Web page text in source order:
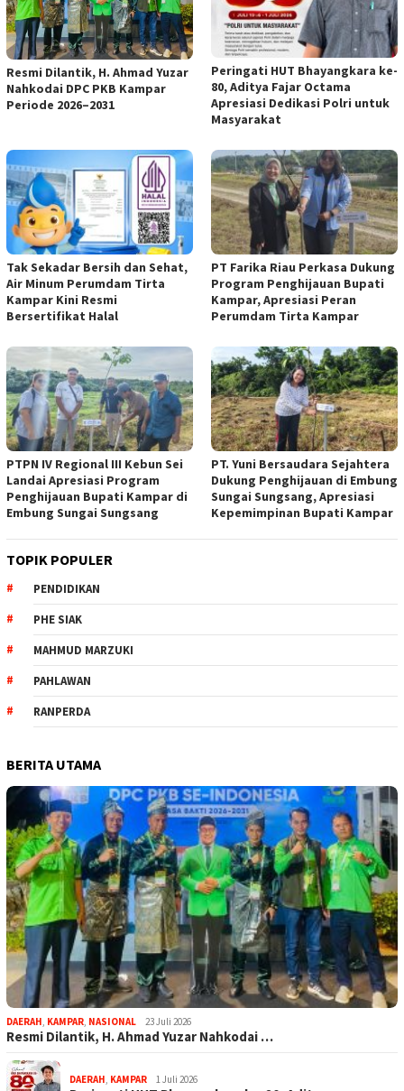
Resmi Dilantik, H. Ahmad Yuzar
Nahkodai DPC PKB Kampar
Periode 2026–2031
Peringati HUT Bhayangkara ke-
80, Aditya Fajar Octama
Apresiasi Dedikasi Polri untuk
Masyarakat
Tak Sekadar Bersih dan Sehat,
Air Minum Perumdam Tirta
Kampar Kini Resmi
Bersertifikat Halal
PT Farika Riau Perkasa Dukung
Program Penghijauan Bupati
Kampar, Apresiasi Peran
Perumdam Tirta Kampar
PTPN IV Regional III Kebun Sei
Landai Apresiasi Program
Penghijauan Bupati Kampar di
Embung Sungai Sungsang
PT. Yuni Bersaudara Sejahtera
Dukung Penghijauan di Embung
Sungai Sungsang, Apresiasi
Kepemimpinan Bupati Kampar ‎
TOPIK POPULER
PENDIDIKAN
PHE SIAK
MAHMUD MARZUKI
PAHLAWAN
RANPERDA
BERITA UTAMA
DAERAH, KAMPAR, NASIONAL 23 Juli 2026
Resmi Dilantik, H. Ahmad Yuzar Nahkodai …
DAERAH, KAMPAR 1 Juli 2026